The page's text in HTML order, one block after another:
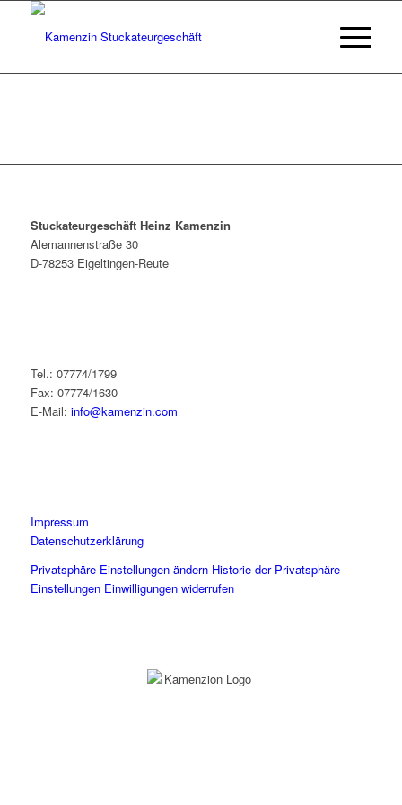
Stuckateurgeschäft Heinz Kamenzin
Alemannenstraße 30
D-78253 Eigeltingen-Reute
Tel.: 07774/1799
Fax: 07774/1630
E-Mail: info@kamenzin.com
Impressum
Datenschutzerklärung
Privatsphäre-Einstellungen ändern Historie der Privatsphäre-
Einstellungen Einwilligungen widerrufen